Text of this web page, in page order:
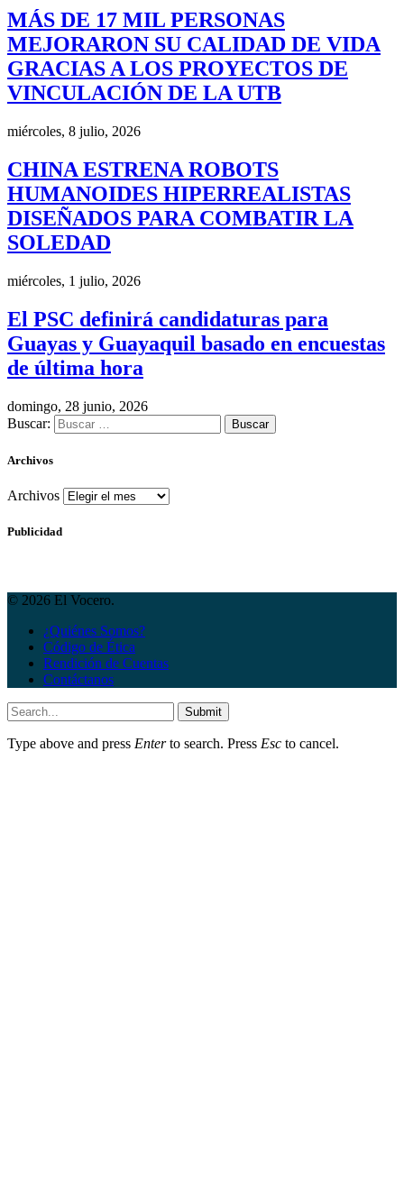
MÁS DE 17 MIL PERSONAS
MEJORARON SU CALIDAD DE VIDA
GRACIAS A LOS PROYECTOS DE
VINCULACIÓN DE LA UTB
miércoles, 8 julio, 2026
CHINA ESTRENA ROBOTS
HUMANOIDES HIPERREALISTAS
DISEÑADOS PARA COMBATIR LA
SOLEDAD
miércoles, 1 julio, 2026
El PSC definirá candidaturas para
Guayas y Guayaquil basado en encuestas
de última hora
domingo, 28 junio, 2026
Buscar:
Archivos
Archivos
Publicidad
© 2026 El Vocero.
¿Quiénes Somos?
Código de Ética
Rendición de Cuentas
Contáctanos
Submit
Type above and press Enterto search. Press Esc to cancel.